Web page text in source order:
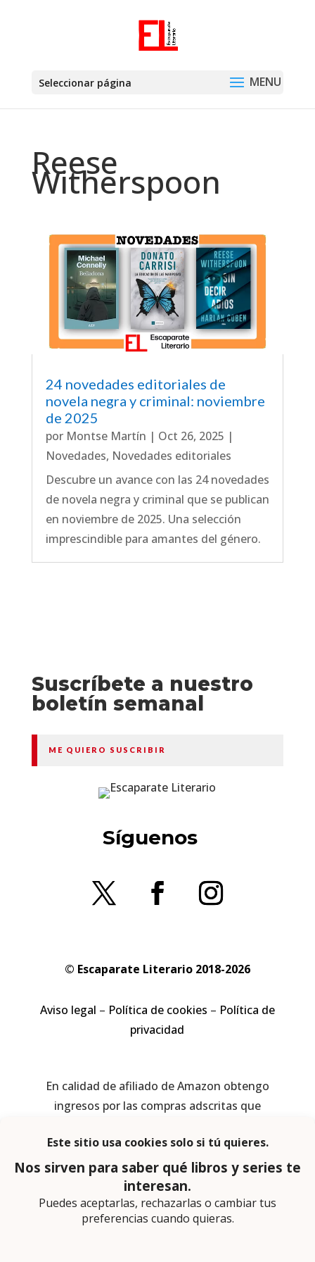
Seleccionar página
Reese
Witherspoon
24 novedades editoriales de
novela negra y criminal: noviembre
de 2025
por Montse Martín | Oct 26, 2025 |
Novedades, Novedades editoriales
Descubre un avance con las 24 novedades
de novela negra y criminal que se publican
en noviembre de 2025. Una selección
imprescindible para amantes del género.
Suscríbete a nuestro
boletín semanal
ME QUIERO SUSCRIBIR
Síguenos
© Escaparate Literario 2018-2026
Aviso legal – Política de cookies – Política de
privacidad
En calidad de afiliado de Amazon obtengo
ingresos por las compras adscritas que
Página web diseñada por